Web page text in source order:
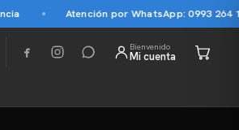
Atención por WhatsApp: 0993 264 145
Bienvenido
Mi cuenta